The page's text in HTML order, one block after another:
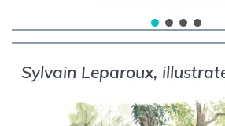
Sylvain Leparoux,